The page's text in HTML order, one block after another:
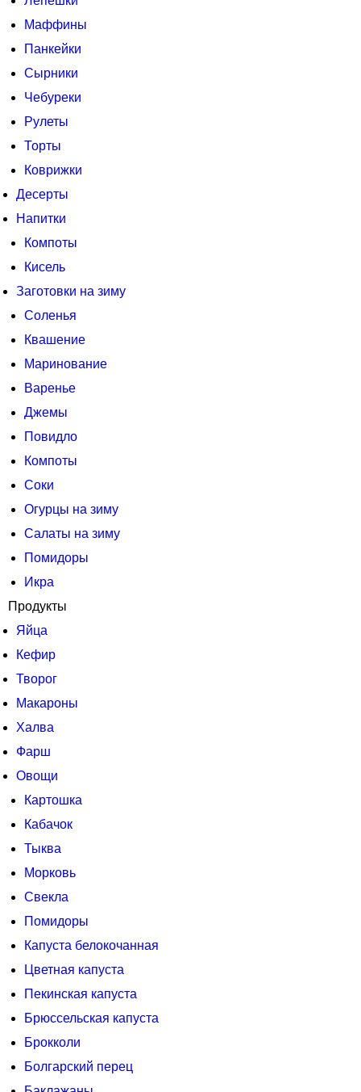
Маффины
Панкейки
Сырники
Чебуреки
Рулеты
Торты
Коврижки
Десерты
Напитки
Компоты
Кисель
Заготовки на зиму
Соленья
Квашение
Маринование
Варенье
Джемы
Повидло
Компоты
Соки
Огурцы на зиму
Салаты на зиму
Помидоры
Икра
Продукты
Яйца
Кефир
Творог
Макароны
Халва
Фарш
Овощи
Картошка
Кабачок
Тыква
Морковь
Свекла
Помидоры
Капуста белокочанная
Цветная капуста
Пекинская капуста
Брюссельская капуста
Брокколи
Болгарский перец